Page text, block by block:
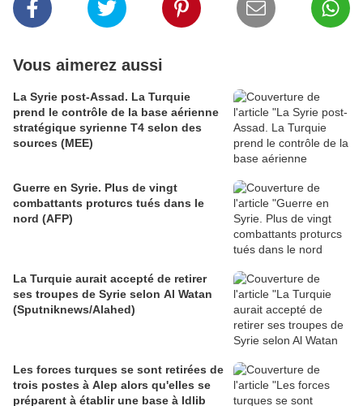
Vous aimerez aussi
La Syrie post-Assad. La Turquie
prend le contrôle de la base aérienne
stratégique syrienne T4 selon des
sources (MEE)
Guerre en Syrie. Plus de vingt
combattants proturcs tués dans le
nord (AFP)
La Turquie aurait accepté de retirer
ses troupes de Syrie selon Al Watan
(Sputniknews/Alahed)
Les forces turques se sont retirées de
trois postes à Alep alors qu'elles se
préparent à établir une base à Idlib